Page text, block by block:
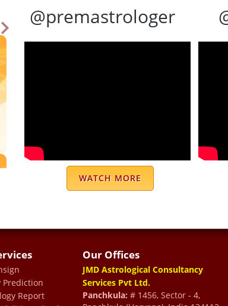
@premastrologer
WATCH MORE
Prediction
Report
Our Offices
JMD Astrological Consultancy
Services Pvt Ltd.
Panchkula: # 1456, Sector - 4,